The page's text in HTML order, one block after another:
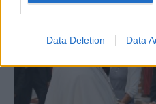
Data Deletion Data